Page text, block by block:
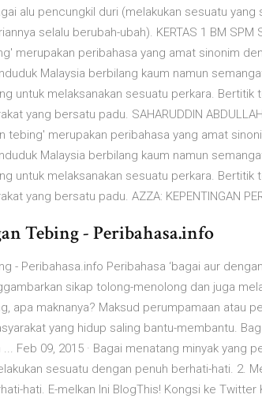
alu pencungkil duri (melakukan sesuatu
selalu berubah-ubah). KERTAS 1 BM SPM
merupakan peribahasa yang amat sinonim
Malaysia berbilang kaum namun
untuk melaksanakan sesuatu perkara. Bertitik
yang bersatu padu. SAHARUDDIN
tebing' merupakan peribahasa yang amat
Malaysia berbilang kaum namun
untuk melaksanakan sesuatu perkara. Bertitik
yang bersatu padu. AZZA: KEPENTINGAN
Tebing - Peribahasa.info
- Peribahasa.info Peribahasa ‘bagai aur
sikap tolong-menolong dan juga
apa maknanya? Maksud perumpamaan atau
yang hidup saling bantu-membantu.
Feb 09, 2015 · Bagai menatang minyak yang
sesuatu dengan penuh berhati-hati. 2.
hati. E-melkan Ini BlogThis! Kongsi ke